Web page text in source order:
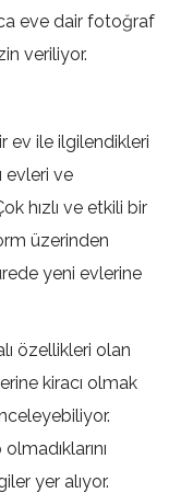
eve dair fotoğraf
veriliyor.
ev ile ilgilendikleri
evleri ve
hızlı ve etkili bir
üzerinden
yeni evlerine
özellikleri olan
kiracı olmak
yer alıyor.